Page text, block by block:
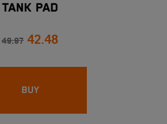
TANK PAD
49.97 42.48
BUY